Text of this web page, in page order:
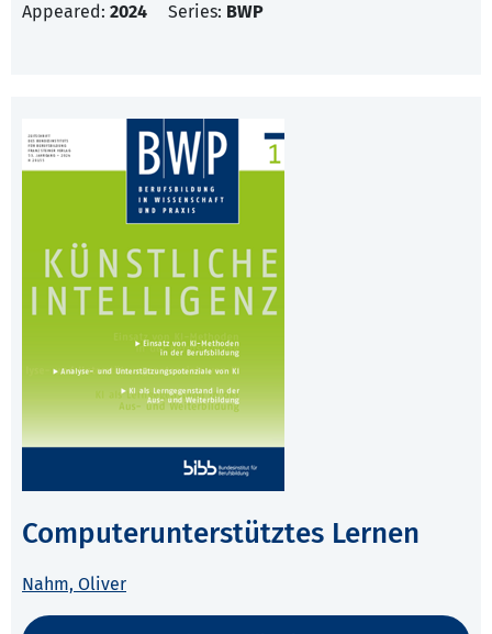
Appeared: 2024 Series: BWP
Computerunterstütztes Lernen
Nahm, Oliver